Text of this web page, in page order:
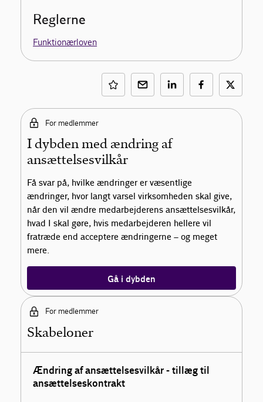
Reglerne
Funktionærloven
For medlemmer
I dybden med ændring af
ansættelsesvilkår
Få svar på, hvilke ændringer er væsentlige
ændringer, hvor langt varsel virksomheden skal give,
når den vil ændre medarbejderens ansættelsesvilkår,
hvad I skal gøre, hvis medarbejderen hellere vil
fratræde end acceptere ændringerne – og meget
mere.
Gå i dybden
For medlemmer
Skabeloner
Ændring af ansættelsesvilkår - tillæg til
ansættelseskontrakt